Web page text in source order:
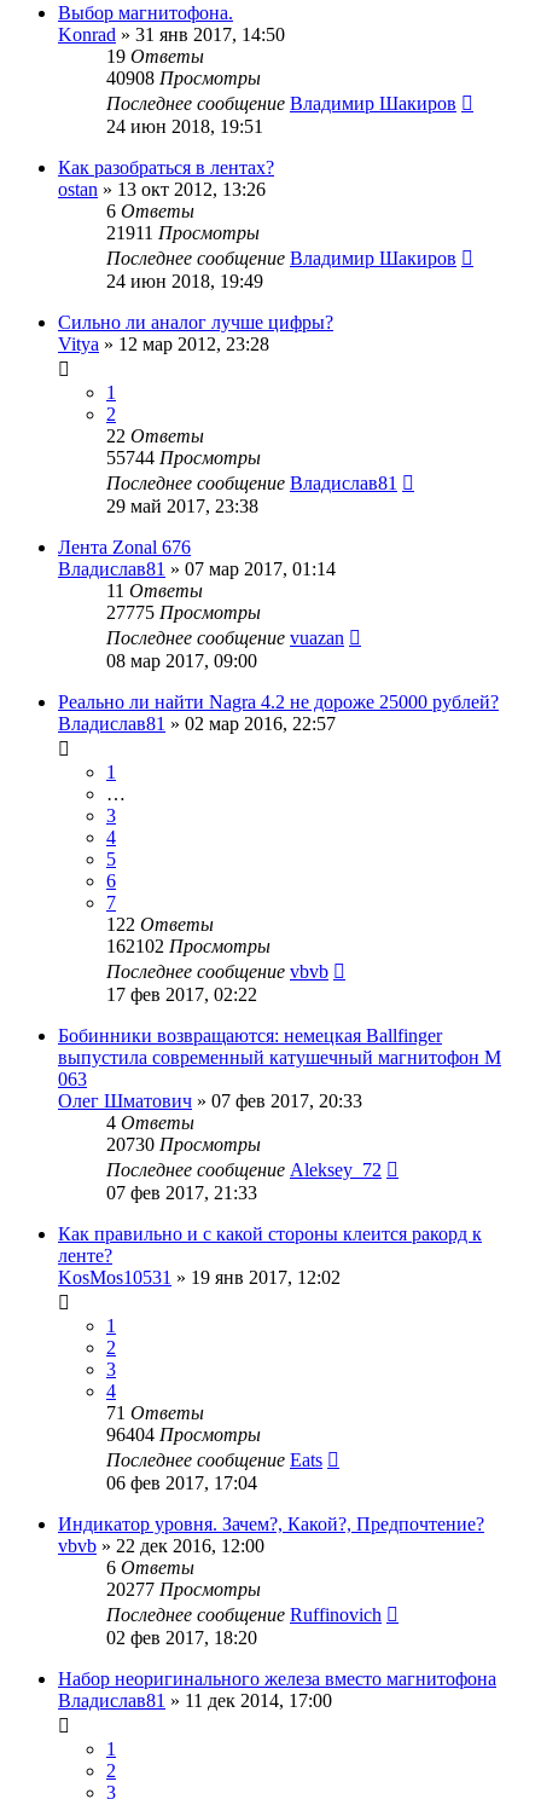
Выбор магнитофона.
Konrad » 31 янв 2017, 14:50
19 Ответы
40908 Просмотры
Последнее сообщение Владимир Шакиров
24 июн 2018, 19:51
Как разобраться в лентах?
ostan » 13 окт 2012, 13:26
6 Ответы
21911 Просмотры
Последнее сообщение Владимир Шакиров
24 июн 2018, 19:49
Сильно ли аналог лучше цифры?
Vitya » 12 мар 2012, 23:28
1
2
22 Ответы
55744 Просмотры
Последнее сообщение Владислав81
29 май 2017, 23:38
Лента Zonal 676
Владислав81 » 07 мар 2017, 01:14
11 Ответы
27775 Просмотры
Последнее сообщение vuazan
08 мар 2017, 09:00
Реально ли найти Nagra 4.2 не дороже 25000 рублей?
Владислав81 » 02 мар 2016, 22:57
1
…
3
4
5
6
7
122 Ответы
162102 Просмотры
Последнее сообщение vbvb
17 фев 2017, 02:22
Бобинники возвращаются: немецкая Ballfinger
выпустила современный катушечный магнитофон M
063
Олег Шматович » 07 фев 2017, 20:33
4 Ответы
20730 Просмотры
Последнее сообщение Aleksey_72
07 фев 2017, 21:33
Как правильно и с какой стороны клеится ракорд к
ленте?
KosMos10531 » 19 янв 2017, 12:02
1
2
3
4
71 Ответы
96404 Просмотры
Последнее сообщение Eats
06 фев 2017, 17:04
Индикатор уровня. Зачем?, Какой?, Предпочтение?
vbvb » 22 дек 2016, 12:00
6 Ответы
20277 Просмотры
Последнее сообщение Ruffinovich
02 фев 2017, 18:20
Набор неоригинального железа вместо магнитофона
Владислав81 » 11 дек 2014, 17:00
1
2
3